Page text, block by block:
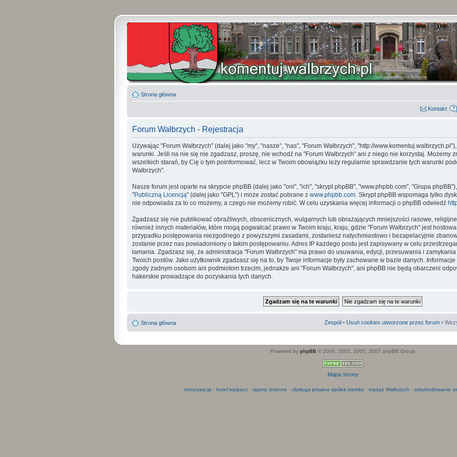
Strona główna
Kontakt
Forum Wałbrzych - Rejestracja
Używając "Forum Wałbrzych" (dalej jako "my", "nasze", "nas", "Forum Wałbrzych", "http://
warunki. Jeśli na nie się nie zgadzasz, proszę, nie wchodź na "Forum Wałbrzych" ani z niego nie korzystaj. Możemy
wszelkich starań, by Cię o tym poinformować, lecz w Twoim obowiązku leży regularnie sprawdzanie tych warunki
Wałbrzych".
Nasze forum jest oparte na skrypcie phpBB (dalej jako "oni", "ich", "skrypt phpBB", "www.phpbb.com", "Grupa
"Publiczną Licencją" (dalej jako "GPL") i może zostać pobrane z www.phpbb.com. Skrypt phpBB wspomaga tylko
nie odpowiada za to co możemy, a czego nie możemy robić. W celu uzyskania więcej informacji o phpBB odwiedź
Zgadzasz się nie publikować obraźliwych, obscenicznych, wulgarnych lub obrażających mniejszości rasowe,
również innych materiałów, które mogą pogwałcać prawo w Twoim kraju, kraju, gdzie "Forum Wałbrzych" jest
przypadku postępowania niezgodnego z powyższymi zasadami, zostaniesz natychmiastowo i bezapelacyjnie
zostanie przez nas powiadomiony o takim postępowaniu. Adres IP każdego postu jest zapisywany w celu
łamania. Zgadzasz się, że administracja "Forum Wałbrzych" ma prawo do usuwania, edycji, przesuwania i
Twoich postów. Jako użytkownik zgadzasz się na to, by Twoje informacje były zachowane w bazie danych.
zgody żadnym osobom ani podmiotom trzecim, jednakże ani "Forum Wałbrzych", ani phpBB nie będą obarczeni
hakerskie prowadzące do pozyskania tych danych.
Strona główna Zespół• Usuń cookies utworzone przez forum •
Powered by phpBB © 2000, 2002, 2005, 2007 phpBB Group
Mapa strony
motoryzacja - hotel karpacz- tapety ścienne - obsługa prawna spółek bielsko - masaż Wałbrzych - odszkodowanie